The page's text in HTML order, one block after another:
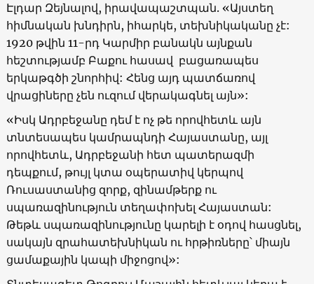
Էլդար Զեյնալով, իրավապաշտպան. «Այստեղ
հիմնական խնդիրն, իհարկե, տեխնիկականը չէ:
1920 թվին 11-րդ Կարմիր բանակն այնքան
հեշտությամբ Բաքու հասավ բացառապես
երկաթգծի շնորհիվ: Հենց այդ պատճառով
վրացիները չեն ուզում վերակագնել այն»:
«Իսկ Ադրբեջանը դեմ է ոչ թե որովհետև այն
տնտեսապես կամրապնդի Հայաստանը, այլ
որովհետև, Ադրբեջանի հետ պատերազմի
դեպքում, թույլ կտա օպերատիվ կերպով
Ռուսաստանից զորք, զինամթերք ու
սպառազինություն տեղափոխել Հայաստան:
Թեթև սպառազինությունը կարելի է օդով հասցնել,
սակայն զրահատեխնիկան ու հրթիռները՝ միայն
ցամաքային կապի միջոցով»: